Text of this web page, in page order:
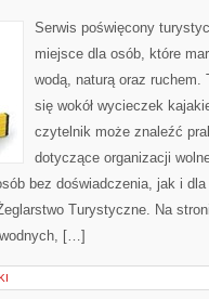
Serwis poświęcony
miejsce dla osób, które
wodą, naturą oraz ruchem.
się wokół wycieczek
czytelnik może znaleźć
dotyczące organizacji
bez doświadczenia, jak i
Turystyczne. Na
[…]